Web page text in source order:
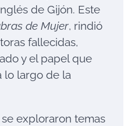
de Gijón. Este
de Mujer, rindió
fallecidas,
y el papel que
lo largo de la
exploraron temas